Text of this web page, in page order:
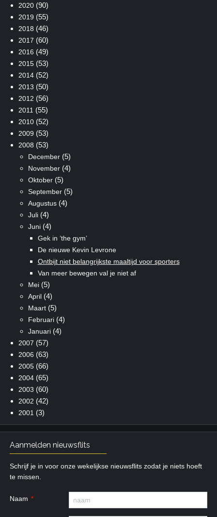
2020(90)
2019 (55)
2018 (46)
2017 (60)
2016 (49)
2015(53)
2014(52)
2013 (50)
2012 (56)
2011 (55)
2010(52)
2009 (53)
2008 (53)
December(5)
November(4)
Oktober(5)
September(5)
Augustus(4)
Juli(4)
Juni(4)
Gek in ‘the gym’
De nieuwe Kevin Levrone
Ontbijt niet belangrijkste maaltijd voor sporters
Van meer bewegen val je niet af
Mei(5)
April(4)
Maart(5)
Februari(4)
Januari(4)
2007 (57)
2006 (63)
2005(66)
2004(65)
2003 (60)
2002 (42)
2001 (3)
Aanmelden nieuwsflits
Schrijf je in voor onze wekelijkse nieuwsflits zodat je niets hoeft
te missen.
Naam